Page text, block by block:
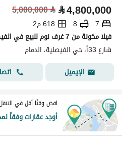
⃁4,800,000
⃁
5,000,000
7
8
618 م2
فيلا مكونة من 7 غرف نوم للبيع في الفيصيلية، الدمام
شارع 33أ، حي الفيصلية، الدمام
الإيميل
اقض وقتًا أقل في
أوجد عقارات وفقاً